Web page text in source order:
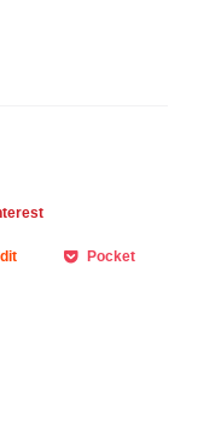
Pocket